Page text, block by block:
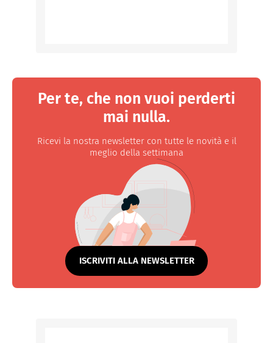
Per te, che non vuoi perderti
mai nulla.
Ricevi la nostra newsletter con tutte le novità e il
meglio della settimana
ISCRIVITI ALLA NEWSLETTER